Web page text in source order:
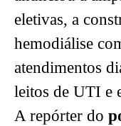
eletivas, a
hemodiálise
atendimentos
leitos de UTI e
A repórter do